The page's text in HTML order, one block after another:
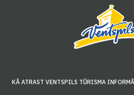
KĀ ATRAST VENTSPILS TŪRISMA